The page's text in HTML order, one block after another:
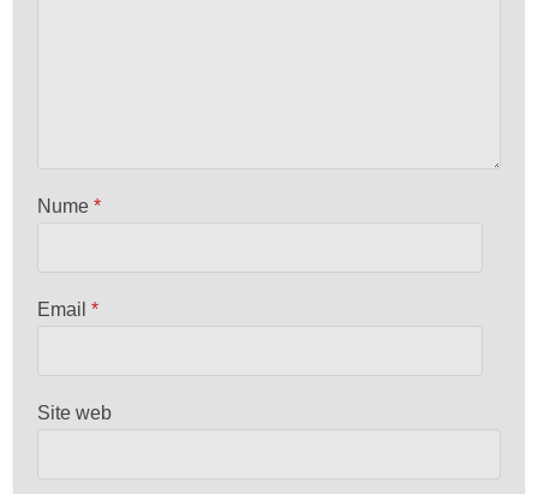
Nume*
Email*
Site web